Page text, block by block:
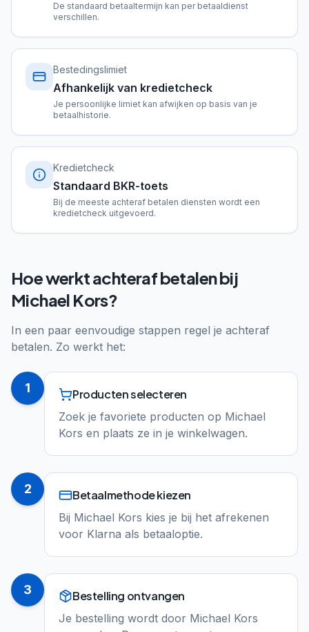
De standaard betaaltermijn kan per betaaldienst
verschillen.
Bestedingslimiet
Afhankelijk van kredietcheck
Je persoonlijke limiet kan afwijken op basis van je
betaalhistorie.
Kredietcheck
Standaard BKR-toets
Bij de meeste achteraf betalen diensten wordt een
kredietcheck uitgevoerd.
Hoe werkt achteraf betalen bij
Michael Kors?
In een paar eenvoudige stappen regel je achteraf
betalen. Zo werkt het:
1 Producten selecteren
Zoek je favoriete producten op Michael
Kors en plaats ze in je winkelwagen.
2 Betaalmethode kiezen
Bij Michael Kors kies je bij het afrekenen
voor Klarna als betaaloptie.
3 Bestelling ontvangen
Je bestelling wordt door Michael Kors